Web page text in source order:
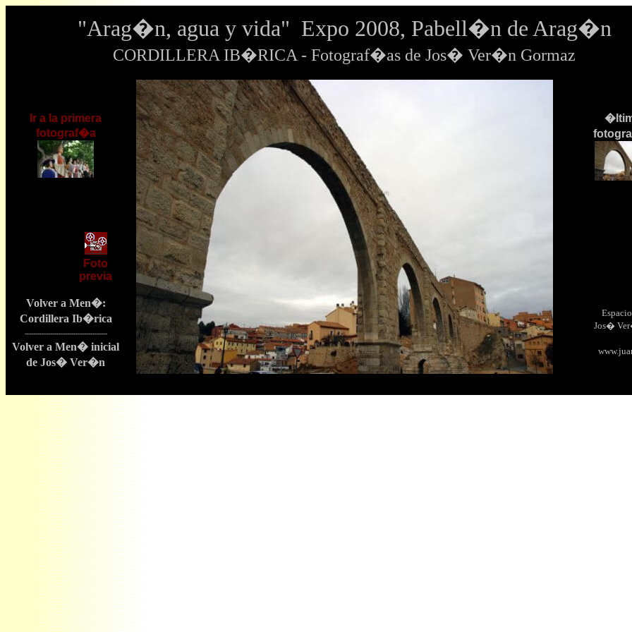
"Arag�n, agua y vida" Expo 2008, Pabell�n de Arag�n
CORDILLERA IB�RICA - Fotograf�as de Jos� Ver�n Gormaz
Ir a la primera
fotograf�a
Foto
previa
Volver a Men�:
Cordillera Ib�rica
---------------------------------------
Volver a Men� inicial
de Jos� Ver�n
Jos�